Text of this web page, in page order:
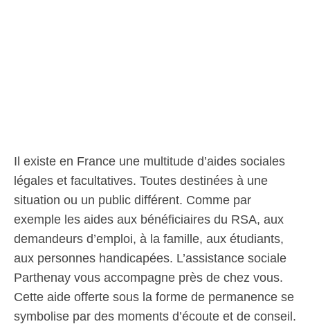
Il existe en France une multitude d’aides sociales
légales et facultatives. Toutes destinées à une
situation ou un public différent. Comme par
exemple les aides aux bénéficiaires du RSA, aux
demandeurs d’emploi, à la famille, aux étudiants,
aux personnes handicapées. L’assistance sociale
Parthenay vous accompagne près de chez vous.
Cette aide offerte sous la forme de permanence se
symbolise par des moments d’écoute et de conseil.